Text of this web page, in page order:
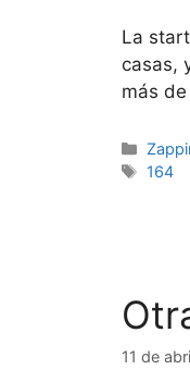
La
casas,
más
164
11 de